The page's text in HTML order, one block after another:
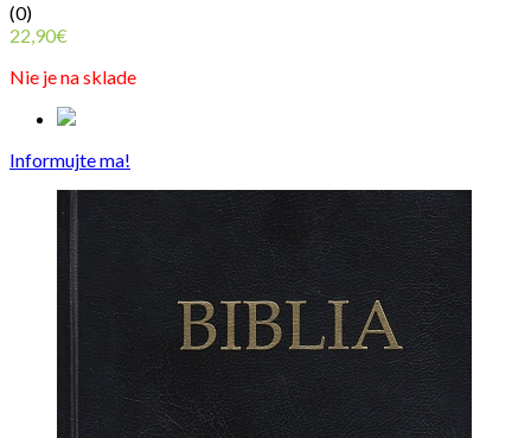
(0)
22,90€
Nie je na sklade
Informujte ma!